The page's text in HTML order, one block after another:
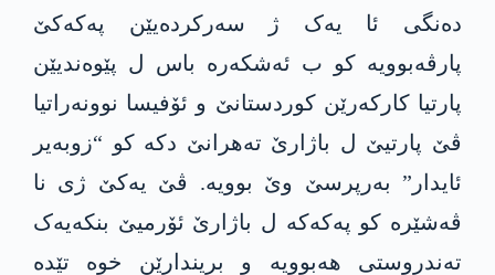
دەنگی ئا یەک ژ سەرکردەیێن پەکەکێ
پارڤەبوویە کو ب ئەشکەرە باس ل پێوەندیێن
پارتیا کارکەرێن کوردستانێ و ئۆفیسا نوونەراتیا
ڤێ پارتیێ ل باژارێ تەهرانێ دکە کو “زوبەیر
ئایدار” بەرپرسێ وێ بوویە. ڤێ یەکێ ژی نا
ڤەشێرە کو پەکەکە ل باژارێ ئۆرمیێ بنکەیەک
تەندروستی هەبوویە و بریندارێن خوە تێدە